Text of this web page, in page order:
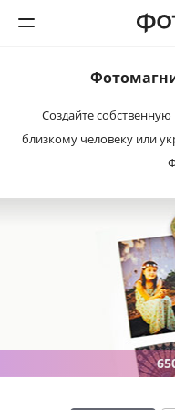
Фотокниги
Интерьерная печать
Багетная мастерская
Полиграфия
Создайте
близкому человеку или